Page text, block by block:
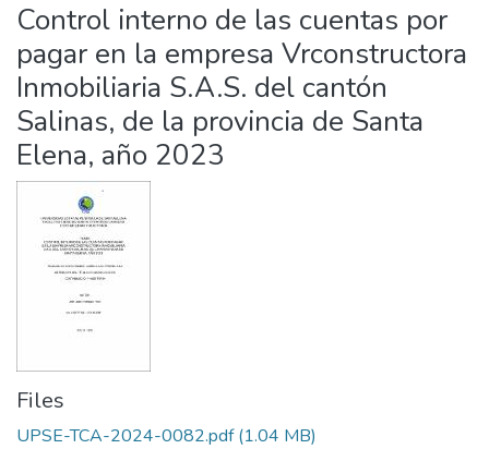
Control interno de las cuentas por
pagar en la empresa Vrconstructora
Inmobiliaria S.A.S. del cantón
Salinas, de la provincia de Santa
Elena, año 2023
Files
UPSE-TCA-2024-0082.pdf(1.04 MB)